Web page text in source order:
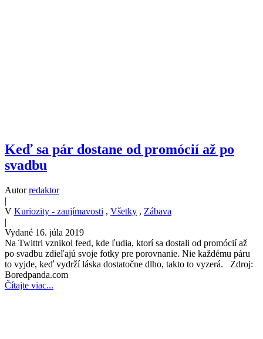
Keď sa pár dostane od promócií až po
svadbu
Autorredaktor
|
V Kuriozity - zaujímavosti , Všetky , Zábava
|
Vydané 16. júla 2019
Na Twittri vznikol feed, kde ľudia, ktorí sa dostali od promócií až
po svadbu zdieľajú svoje fotky pre porovnanie. Nie každému páru
to vyjde, keď vydrží láska dostatočne dlho, takto to vyzerá. Zdroj:
Boredpanda.com
Čítajte viac...